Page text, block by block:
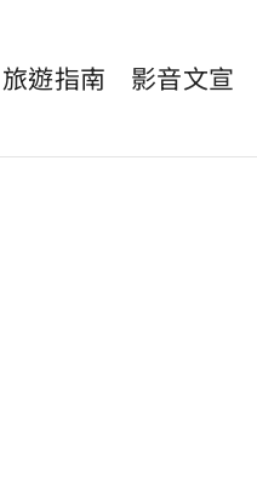
旅遊指南 影音文宣